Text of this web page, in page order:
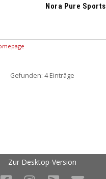
Nora Pure Sports
Gefunden: 4 Einträge
Zur Desktop-Version